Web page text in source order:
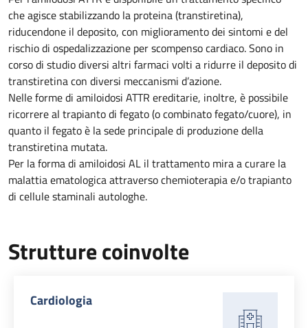
che agisce stabilizzando la proteina (transtiretina),
riducendone il deposito, con miglioramento dei sintomi e del
rischio di ospedalizzazione per scompenso cardiaco. Sono in
corso di studio diversi altri farmaci volti a ridurre il deposito di
transtiretina con diversi meccanismi d’azione.
Nelle forme di amiloidosi ATTR ereditarie, inoltre, è possibile
ricorrere al trapianto di fegato (o combinato fegato/cuore), in
quanto il fegato è la sede principale di produzione della
transtiretina mutata.
Per la forma di amiloidosi AL il trattamento mira a curare la
malattia ematologica attraverso chemioterapia e/o trapianto
di cellule staminali autologhe.
Strutture coinvolte
Cardiologia